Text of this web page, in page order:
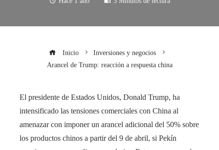
Inicio
Inversiones y negocios
Arancel de Trump: reacción a respuesta china
El presidente de Estados Unidos, Donald Trump, ha
intensificado las tensiones comerciales con China al
amenazar con imponer un arancel adicional del 50% sobre
los productos chinos a partir del 9 de abril, si Pekín